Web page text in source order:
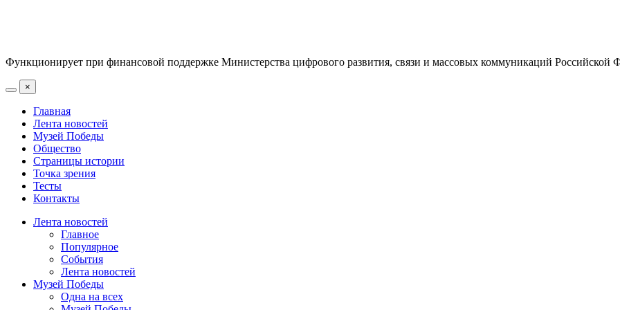
Функционирует при финансовой поддержке Министерства цифрового развития, связи и массовых коммуникаций Российской
×
Главная
Лента новостей
Музей Победы
Общество
Страницы истории
Точка зрения
Тесты
Контакты
Лента новостей
Главное
Популярное
События
Лента новостей
Музей Победы
Одна на всех